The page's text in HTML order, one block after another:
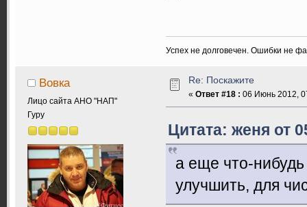
Успех не долговечен. Ошибки не
Вовка
Лицо сайта АНО "НАП"
Гуру
Re: Поскажите
« Ответ #18 : 06 Июнь 2012,
Цитата: женя от
а еще что-нибудь
улучшить, для